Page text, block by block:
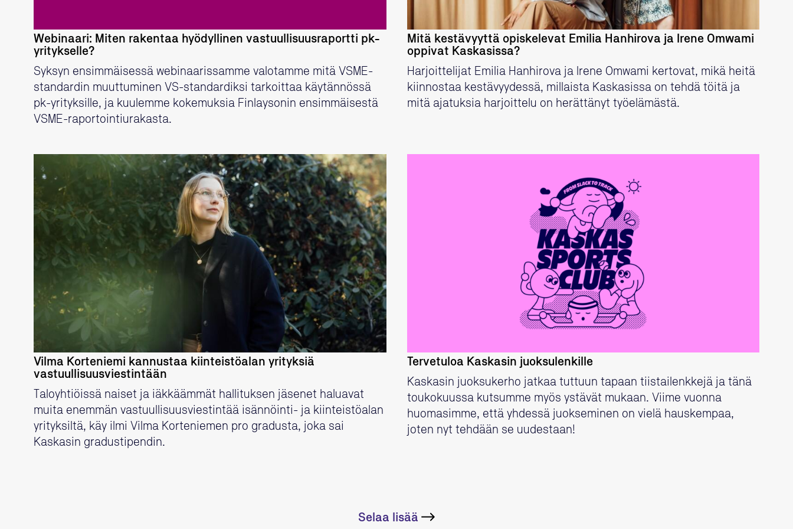
Webinaari: Miten rakentaa hyödyllinen vastuullisuusraportti pk-
yritykselle?
Syksyn ensimmäisessä webinaarissamme valotamme mitä VSME-
standardin muuttuminen VS-standardiksi tarkoittaa käytännössä
pk-yrityksille, ja kuulemme kokemuksia Finlaysonin ensimmäisestä
VSME-raportointiurakasta.
Mitä kestävyyttä opiskelevat Emilia Hanhirova ja Irene Omwami
oppivat Kaskasissa?
Harjoittelijat Emilia Hanhirova ja Irene Omwami kertovat, mikä heitä
kiinnostaa kestävyydessä, millaista Kaskasissa on tehdä töitä ja
mitä ajatuksia harjoittelu on herättänyt työelämästä.
LUE LISÄÄ
Vilma Korteniemi kannustaa kiinteistöalan yrityksiä
vastuullisuusviestintään
Taloyhtiöissä naiset ja iäkkäämmät hallituksen jäsenet haluavat
muita enemmän vastuullisuusviestintää isännöinti- ja kiinteistöalan
yrityksiltä, käy ilmi Vilma Korteniemen pro gradusta, joka sai
Kaskasin gradustipendin.
LUE LISÄÄ
Tervetuloa Kaskasin juoksulenkille
Kaskasin juoksukerho jatkaa tuttuun tapaan tiistailenkkejä ja tänä
toukokuussa kutsumme myös ystävät mukaan. Viime vuonna
huomasimme, että yhdessä juokseminen on vielä hauskempaa,
joten nyt tehdään se uudestaan!
Selaa lisää